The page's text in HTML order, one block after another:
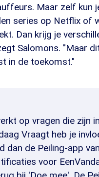
Maar zelf kun
series op Netflix of
Dan krijg je
Salomons. "Maar
in de toekomst."
op vragen die zijn
Vraagt heb je
dan de Peiling-app
voor